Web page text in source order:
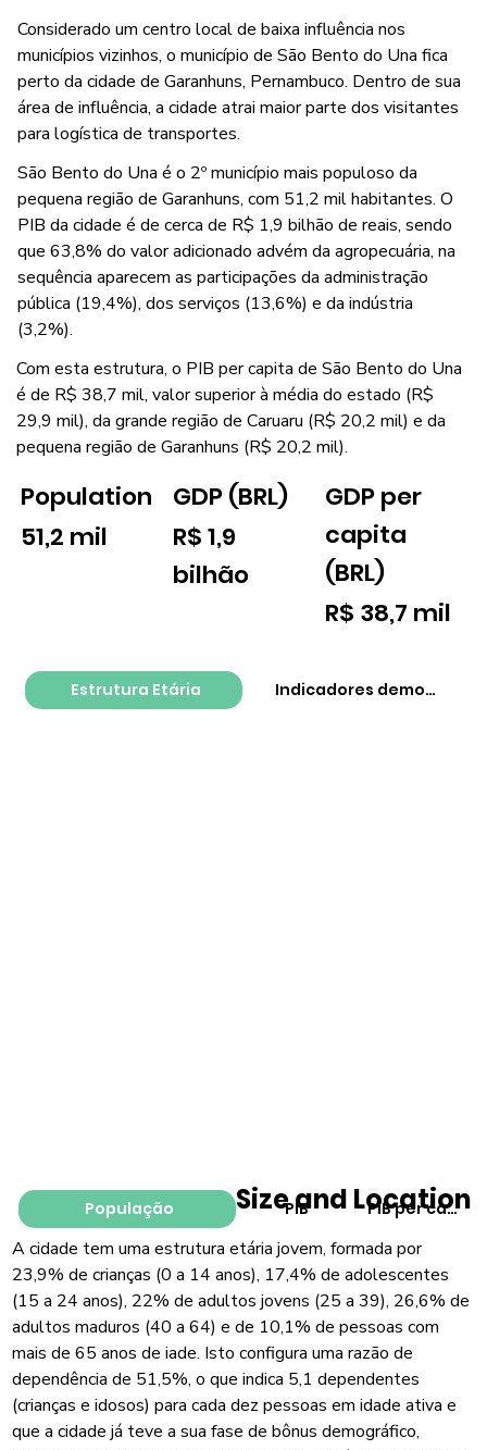
População PIB PIB per capita
Estrutura Etária Indicadores
Considerado um centro local de baixa influência nos
municípios vizinhos, o município de São Bento do Una fica
perto da cidade de Garanhuns, Pernambuco. Dentro de sua
área de influência, a cidade atrai maior parte dos visitantes
para logística de transportes.
São Bento do Una é o 2º município mais populoso da
pequena região de Garanhuns, com 51,2 mil habitantes. O
PIB da cidade é de cerca de R$ 1,9 bilhão de reais, sendo
que 63,8% do valor adicionado advém da agropecuária, na
sequência aparecem as participações da administração
pública (19,4%), dos serviços (13,6%) e da indústria
(3,2%).
Com esta estrutura, o PIB per capita de São Bento do Una
é de R$ 38,7 mil, valor superior à média do estado (R$
29,9 mil), da grande região de Caruaru (R$ 20,2 mil) e da
pequena região de Garanhuns (R$ 20,2 mil).
Population
51,2 mil
GDP (BRL)
R$ 1,9
bilhão
GDP per
capita
(BRL)
R$ 38,7 mil
Size and Location
A cidade tem uma estrutura etária jovem, formada por
23,9% de crianças (0 a 14 anos), 17,4% de adolescentes
(15 a 24 anos), 22% de adultos jovens (25 a 39), 26,6% de
adultos maduros (40 a 64) e de 10,1% de pessoas com
mais de 65 anos de iade. Isto configura uma razão de
dependência de 51,5%, o que indica 5,1 dependentes
(crianças e idosos) para cada dez pessoas em idade ativa e
que a cidade já teve a sua fase de bônus demográfico,